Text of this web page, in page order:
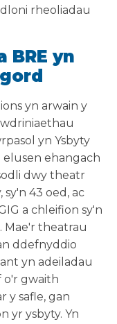
rheoliadau
BRE yn
yn arwain y
yn Ysbyty
elusen ehangach
dwy theatr
43 oed, ac
a chleifion sy'n
theatrau
ddefnyddio
yn adeiladau
o'r gwaith
y safle, gan
yr ysbyty. Yn